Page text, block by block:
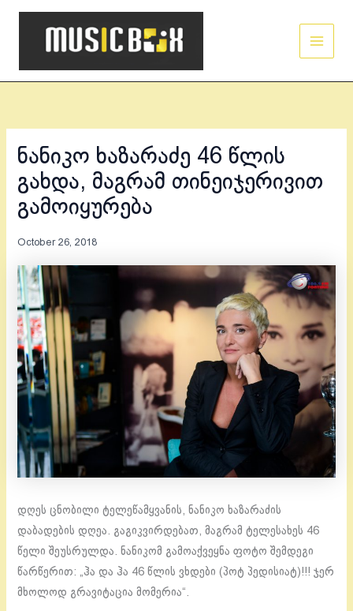
Skip
ნანიკო ხაზარაძე 46 წლის
გახდა, მაგრამ თინეიჯერივით
გამოიყურება
October 26, 2018
დღეს ცნობილი ტელეწამყვანის, ნანიკო ხაზარაძის
დაბადების დღეა. გაგიკვირდებათ, მაგრამ ტელესახეს 46
წელი შეუსრულდა. ნანიკომ გამოაქვეყნა ფოტო შემდეგი
წარწერით: „ჰა და ჰა 46 წლის ვხდები (პოტ პედისიატ)!!! ჯერ
მხოლოდ გრავიტაცია მომერია“.